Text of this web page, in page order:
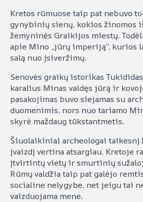
Kretos rūmuose taip pat nebuvo
gynybinių sienų, kokios žinomos
žemyninės Graikijos miestų.
apie Mino „jūrų imperiją“, kurios
salą nuo įsiveržimų.
Senovės graikų istorikas
karalius Minas valdęs jūrą ir
pasakojimas buvo siejamas su
duomenimis, nors nuo tariamo
skyrė maždaug tūkstantmetis.
Šiuolaikiniai archeologai taikesnį
įvaizdį vertina atsargiau. Kretoje
įtvirtintų vietų ir smurtinių
Rūmų valdžia taip pat galėjo
socialine nelygybe, net jeigu tai
vaizduojama mene.